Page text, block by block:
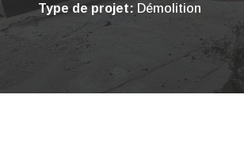
Type de projet: Démolition